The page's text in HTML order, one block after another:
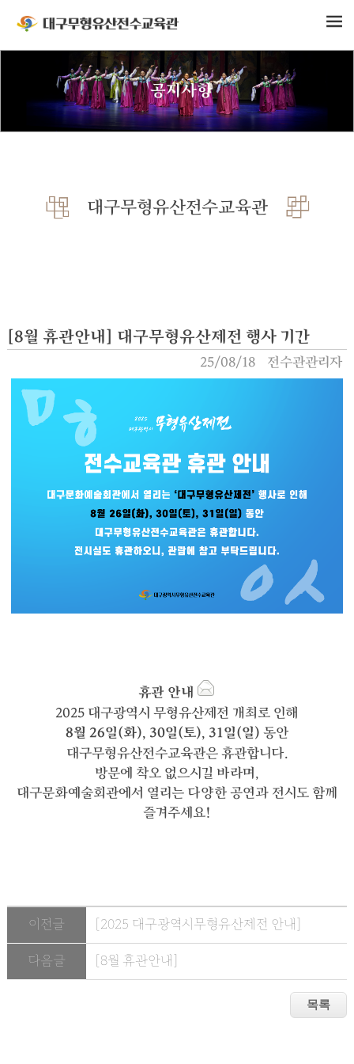
공지사항
대구무형유산전수교육관
[8월 휴관안내] 대구무형유산제전 행사 기간
25/08/18 전수관관리자
휴관 안내
2025 대구광역시 무형유산제전 개최로 인해
8월 26일(화), 30일(토), 31일(일) 동안
대구무형유산전수교육관은 휴관합니다.
방문에 착오 없으시길 바라며,
대구문화예술회관에서 열리는 다양한 공연과 전시도 함께
즐겨주세요!
이전글 [2025 대구광역시무형유산제전 안내]
다음글 [8월 휴관안내]